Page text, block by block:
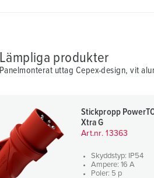
s
h
l
Lämpliga produkter
Panelmonterat uttag Cepex-design, vit
Stickpropp
Xtra G
Art.nr. 13363
Skyddstyp: IP54
Ampere: 16 A
Poler: 5 p